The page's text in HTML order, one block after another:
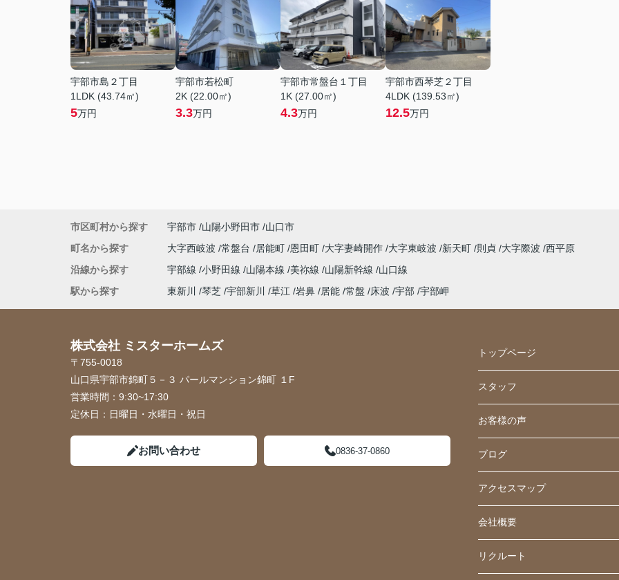
宇部市島２丁目
1LDK (43.74㎡)
5万円
宇部市若松町
2K (22.00㎡)
3.3万円
宇部市常盤台１丁目
1K (27.00㎡)
4.3万円
宇部市西琴芝２丁目
4LDK (139.53㎡)
12.5万円
市区町村から探す 宇部市 山陽小野田市 山口市
町名から探す
大字西岐波 常盤台 居能町 恩田町 大字妻崎開作 大字東岐波 新天町 則貞 大字際波 西平原
沿線から探す
宇部線 小野田線 山陽本線 美祢線 山陽新幹線
山口線
駅から探す
東新川 琴芝 宇部新川 草江 岩鼻 居能 常盤 床波 宇部 宇部岬
株式会社 ミスターホームズ
〒755-0018
山口県宇部市錦町５－３ パールマンション錦町 １F
営業時間： 9:30~17:30
定休日： 日曜日・水曜日・祝日
お問い合わせ 0836-37-0860
トップページ
スタッフ
お客様の声
ブログ
アクセスマップ
会社概要
リクルート